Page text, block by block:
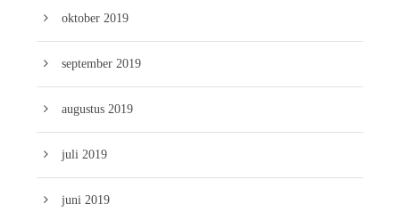
oktober 2019
september 2019
augustus 2019
juli 2019
juni 2019